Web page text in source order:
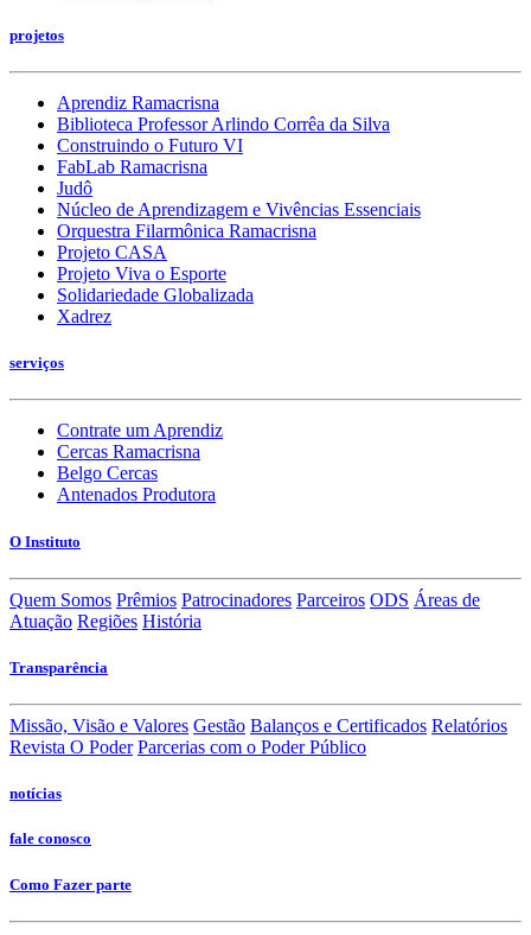
projetos
Aprendiz Ramacrisna
Biblioteca Professor Arlindo Corrêa da Silva
Construindo o Futuro VI
FabLab Ramacrisna
Judô
Núcleo de Aprendizagem e Vivências Essenciais
Orquestra Filarmônica Ramacrisna
Projeto CASA
Projeto Viva o Esporte
Solidariedade Globalizada
Xadrez
serviços
Contrate um Aprendiz
Cercas Ramacrisna
Belgo Cercas
Antenados Produtora
O Instituto
Quem Somos Prêmios Patrocinadores Parceiros ODS Áreas de
Atuação Regiões História
Transparência
Missão, Visão e Valores Gestão Balanços e Certificados Relatórios
Revista O Poder Parcerias com o Poder Público
notícias
fale conosco
Como Fazer parte